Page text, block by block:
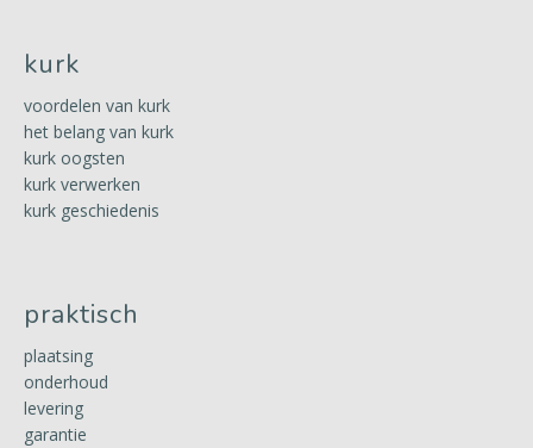
kurk
voordelen van kurk
het belang van kurk
kurk oogsten
kurk verwerken
kurk geschiedenis
praktisch
plaatsing
onderhoud
levering
garantie